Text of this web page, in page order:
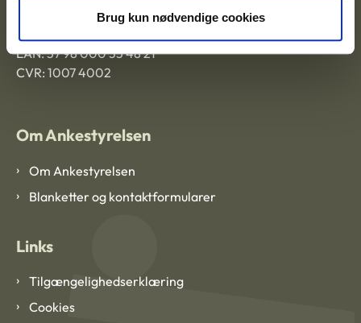
Brug kun nødvendige cookies
EAN: 57 98 000 35 48 21
CVR: 1007 4002
Om Ankestyrelsen
Om Ankestyrelsen
Blanketter og kontaktformularer
Links
Tilgængelighedserklæring
Cookies